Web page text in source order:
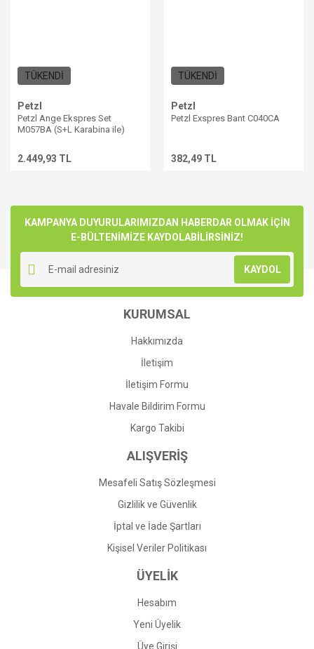
TÜKENDİ
Petzl
Petzl Ange Ekspres Set
M057BA (S+L Karabina ile)
2.449,93 TL
TÜKENDİ
Petzl
Petzl Exspres Bant C040CA
382,49 TL
KAMPANYA DUYURULARIMIZDAN HABERDAR OLMAK İÇİN
E-BÜLTENİMİZE KAYDOLABİLİRSİNİZ!
KAYDOL
KURUMSAL
Hakkımızda
İletişim
İletişim Formu
Havale Bildirim Formu
Kargo Takibi
ALIŞVERİŞ
Mesafeli Satış Sözleşmesi
Gizlilik ve Güvenlik
İptal ve İade Şartları
Kişisel Veriler Politikası
ÜYELİK
Hesabım
Yeni Üyelik
Üye Girişi